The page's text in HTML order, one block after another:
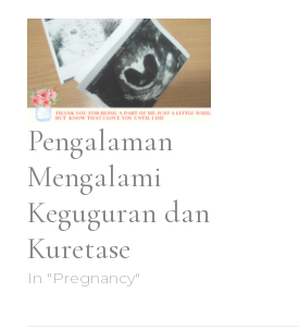
Pengalaman
Mengalami
Keguguran dan
Kuretase
In "Pregnancy"